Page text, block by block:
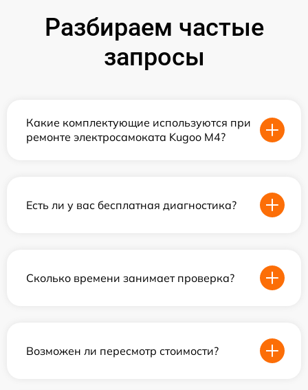
Разбираем частые
запросы
Какие комплектующие используются при
ремонте электросамоката Kugoo M4?
Есть ли у вас бесплатная диагностика?
Сколько времени занимает проверка?
Возможен ли пересмотр стоимости?